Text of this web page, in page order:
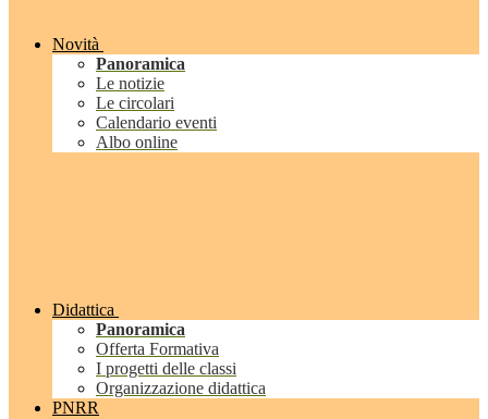
Novità
Panoramica
Le notizie
Le circolari
Calendario eventi
Albo online
Didattica
Panoramica
Offerta Formativa
I progetti delle classi
Organizzazione didattica
PNRR